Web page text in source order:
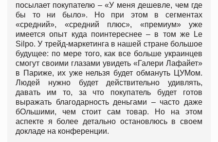
посылает покупателю – «У меня дешевле, чем где
бы то ни было». Но при этом в сегментах
«средний», «средний плюс», «премиум» уже
имеется опыт куда поинтереснее – в том же Le
Silpo. У трейд-маркетинга в нашей стране большое
будущее: по мере того, как все больше украинцев
смогут своими глазами увидеть «Галери Лафайет»
в Париже, их уже нельзя будет обмануть ЦУМом.
Людей нужно будет действительно удивлять,
давать им то, за что покупатель будет готов
выражать благодарность деньгами – часто даже
бОльшими, чем стоит сам товар. Но на этом
аспекте я более детально остановлюсь в своем
докладе на конференции.